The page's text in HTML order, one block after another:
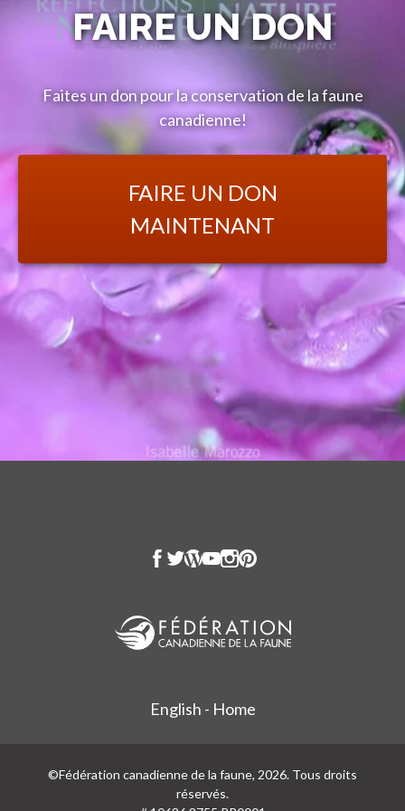
FAIRE UN DON
Faites un don pour la conservation de la faune
canadienne!
FAIRE UN DON
MAINTENANT
English - Home
©Fédération canadienne de la faune, 2026. Tous droits
réservés.